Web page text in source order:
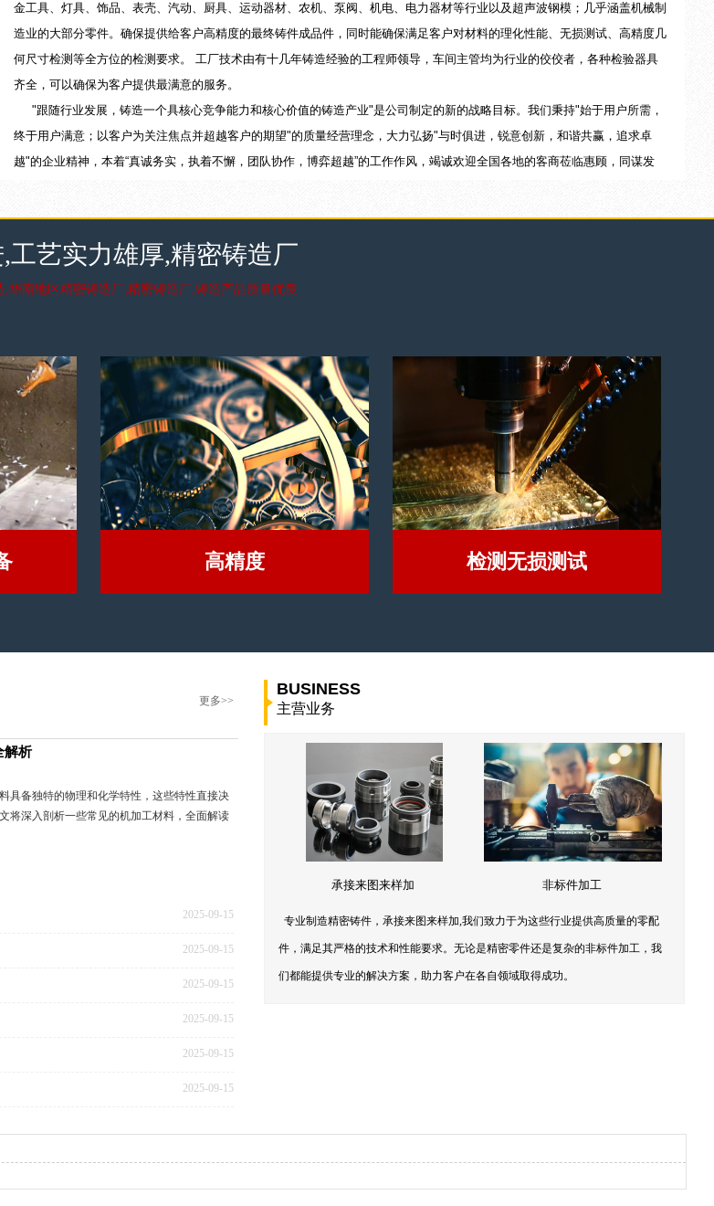
金工具、灯具、饰品、表壳、汽动、厨具、运动器材、农机、泵阀、机电、电力器材等行业以及超声波钢模；几乎涵盖机械制
造业的大部分零件。确保提供给客户高精度的最终铸件成品件，同时能确保满足客户对材料的理化性能、无损测试、高精度几
何尺寸检测等全方位的检测要求。 工厂技术由有十几年铸造经验的工程师领导，车间主管均为行业的佼佼者，各种检验器具
齐全，可以确保为客户提供最满意的服务。
"跟随行业发展，铸造一个具核心竞争能力和核心价值的铸造产业"是公司制定的新的战略目标。我们秉持"始于用户所需，
终于用户满意；以客户为关注焦点并超越客户的期望"的质量经营理念，大力弘扬"与时俱进，锐意创新，和谐共赢，追求卓
越"的企业精神，本着“真诚务实，执着不懈，团队协作，博弈超越”的工作作风，竭诚欢迎全国各地的客商莅临惠顾，同谋发
更多详细+
工艺实力雄厚,精密铸造厂
,华南地区精密铸造厂,精密铸造厂,铸造产品质量优良
高精度 检测无损测试
更多>>
解析
具备独特的物理和化学特性，这些特性直接决
将深入剖析一些常见的机加工材料，全面解读
2025-09-15
2025-09-15
2025-09-15
2025-09-15
2025-09-15
2025-09-15
BUSINESS
主营业务
承接来图来样加 非标件加工
专业制造精密铸件，承接来图来样加,我们致力于为这些行业提供高质量的零配
件，满足其严格的技术和性能要求。无论是精密零件还是复杂的非标件加工，我
们都能提供专业的解决方案，助力客户在各自领域取得成功。